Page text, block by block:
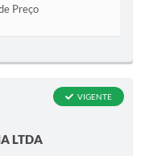
Preço
LTDA
VIGENTE